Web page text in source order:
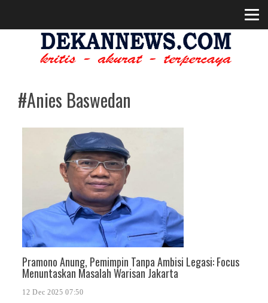
#Anies Baswedan
Pramono Anung, Pemimpin Tanpa Ambisi Legasi: Focus
Menuntaskan Masalah Warisan Jakarta
12 Dec 2025 07:50